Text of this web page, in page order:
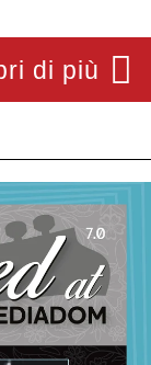
di più